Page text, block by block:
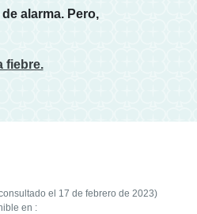
alarma. Pero,
fiebre.
el 17 de febrero de 2023)
en :